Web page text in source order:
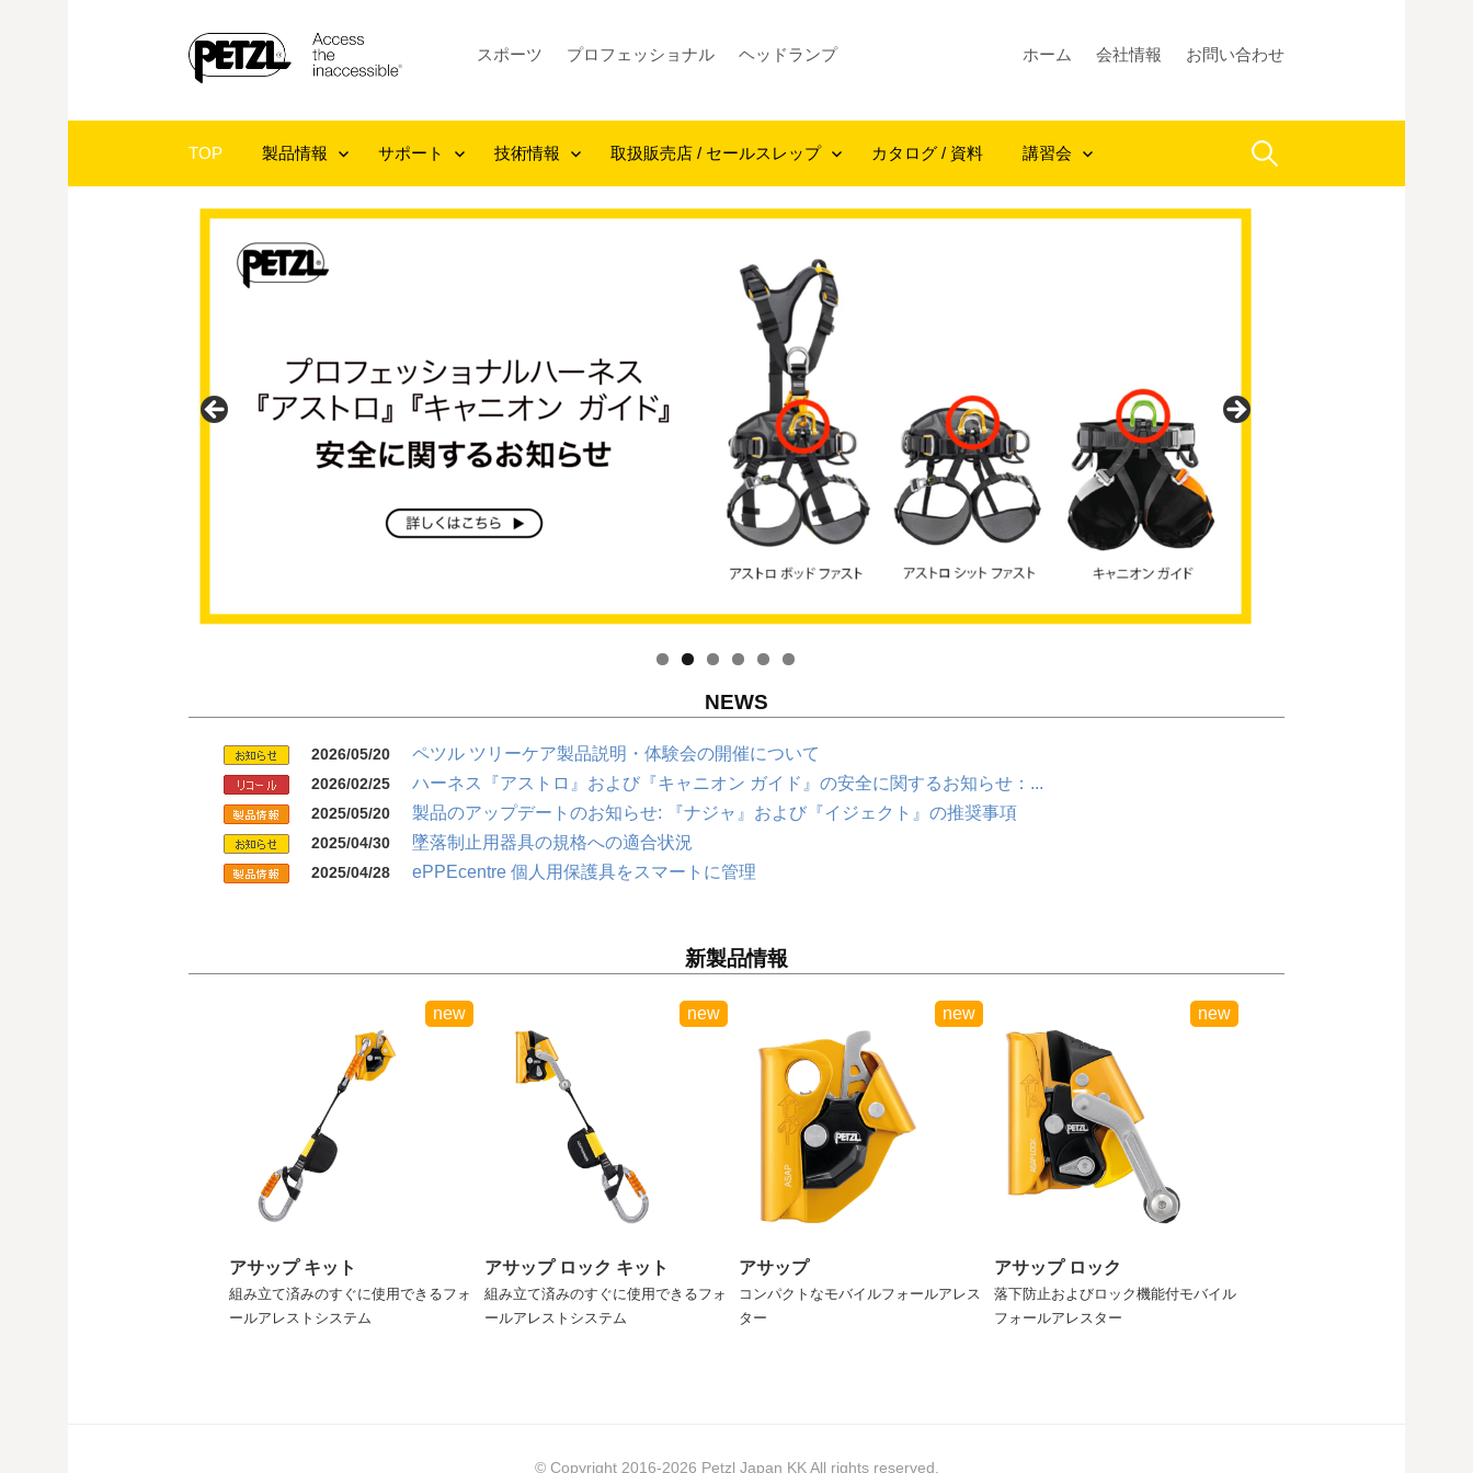
ス
スポーツ プロフェッショナル ヘッドランプ ホーム 会社情報 お問い合わせ
TOP 製品情報 サポート 技術情報 取扱販売店 / セールスレップ カタログ / 資料 講習会 検
NEWS
2026/05/20 ペツル ツリーケア製品説明・体験会の開催について
2026/02/25 ハーネス『アストロ』および『キャニオン ガイド』の安全に関するお知らせ：...
2025/05/20 製品のアップデートのお知らせ: 『ナジャ』および『イジェクト』の推奨事項
2025/04/30 墜落制止用器具の規格への適合状況
2025/04/28 ePPEcentre 個人用保護具をスマートに管理
新製品情報
new
アサップ キット
組み立て済みのすぐに使用できるフォ
ールアレストシステム
new
アサップ ロック キット
組み立て済みのすぐに使用できるフォ
ールアレストシステム
new
アサップ
コンパクトなモバイルフォールアレス
ター
new
アサップ ロック
落下防止およびロック機能付モバイル
フォールアレスター
© Copyright 2016-2026 Petzl Japan KK All rights reserved.